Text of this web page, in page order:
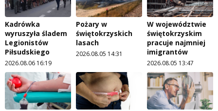
Kadrówka
wyruszyła śladem
Legionistów
Piłsudskiego
2026.08.06 16:19
Pożary w
świętokrzyskich
lasach
2026.08.05 14:31
W województwie
świętokrzyskim
pracuje najmniej
imigrantów
2026.08.05 13:47